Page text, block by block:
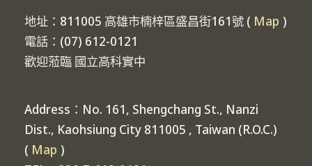
地址：811005 高雄市楠梓區盛昌街161號 ( Map )
電話：(07) 612-0121
歡迎蒞臨 國立高科實中
Address：No. 161, Shengchang St., Nanzi
Dist., Kaohsiung City 811005 , Taiwan (R.O.C.)
( Map )